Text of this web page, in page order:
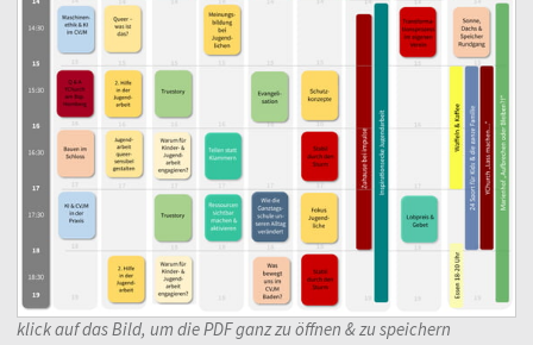
klick auf das Bild, um die PDF ganz zu öffnen & zu speichern